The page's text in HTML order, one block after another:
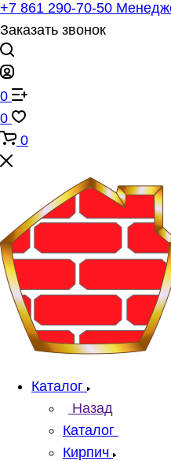
+7 861 290-70-50
Заказать звонок
0
0
0
Каталог
Назад
Каталог
Кирпич